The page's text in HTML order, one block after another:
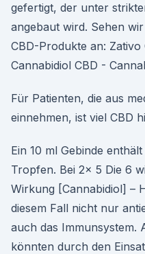
gefertigt, der unter
angebaut wird. Sehen
CBD-Produkte an:
Cannabidiol CBD -
Für Patienten, die aus
einnehmen, ist viel CBD
Ein 10 ml Gebinde
Tropfen. Bei 2x 5 Die 6
Wirkung [Cannabidiol] –
diesem Fall nicht nur
auch das Immunsystem.
könnten durch den